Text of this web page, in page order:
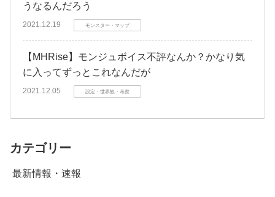
うなるんだろう
2021.12.19 モンスター・マップ
【MHRise】モンジュボイス不評なんか？かなり気
に入ってずっとこれなんだが
2021.12.05 設定・世界観・考察
カテゴリー
最新情報・速報